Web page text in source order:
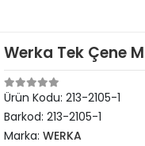
Werka Tek Çene
Ürün Kodu: 213-2105-1
Barkod: 213-2105-1
Marka: WERKA